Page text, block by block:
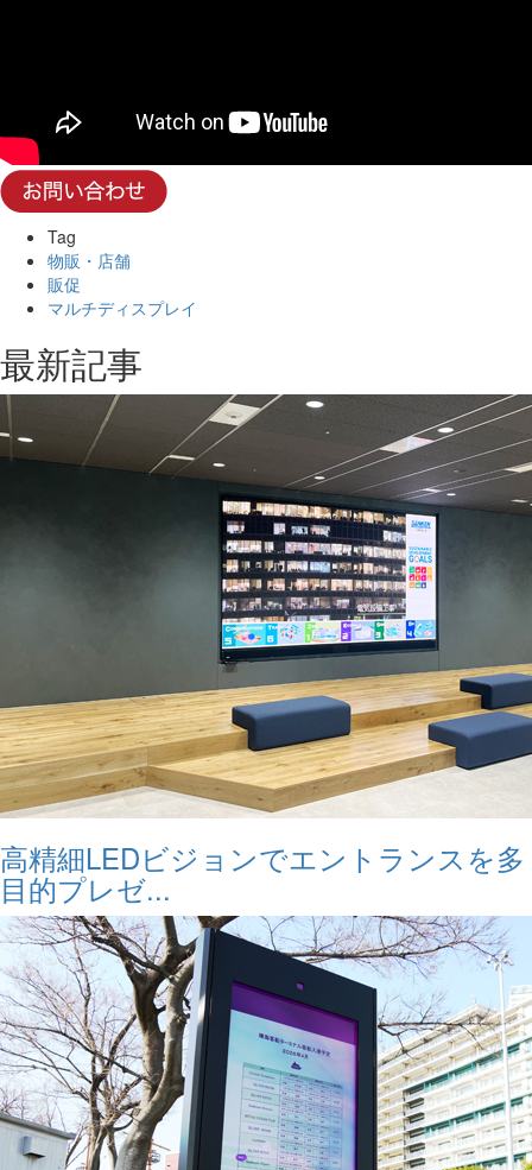
Tag
物販・店舗
販促
マルチディスプレイ
最新記事
高精細LEDビジョンでエントランスを多
目的プレゼ...